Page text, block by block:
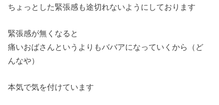
ちょっとした緊張感も途切れないようにしております
緊張感が無くなると
痛いおばさんというよりもババアになっていくから（ど
んなや）
本気で気を付けています